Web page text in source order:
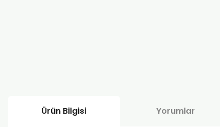
Ürün Bilgisi Yorumlar